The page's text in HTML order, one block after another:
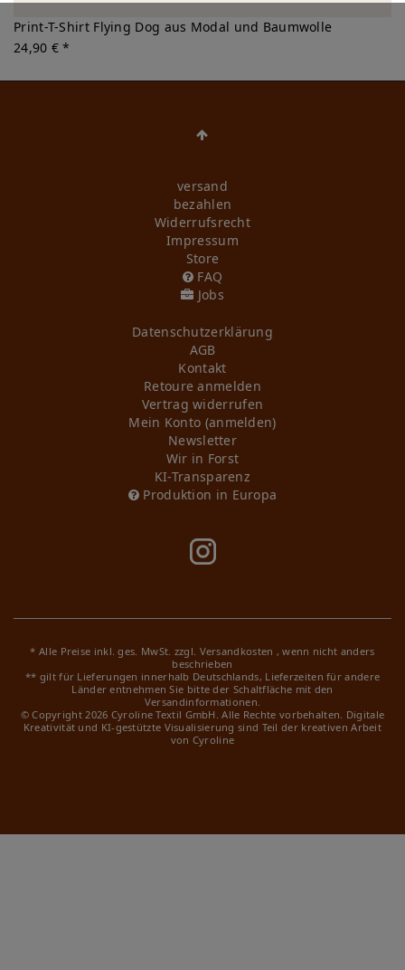
Print-T-Shirt Flying Dog aus Modal und Baumwolle
24,90 € *
versand
bezahlen
Widerrufs­recht
Impressum
Store
FAQ
Jobs
Daten­schutz­erklärung
AGB
Kontakt
Retoure anmelden
Vertrag widerrufen
Mein Konto (anmelden)
Newsletter
Wir in Forst
KI-Transparenz
Produktion in Europa
* Alle Preise inkl. ges. MwSt. zzgl. Versandkosten , wenn nicht anders
beschrieben
** gilt für Lieferungen innerhalb Deutschlands, Lieferzeiten für andere
Länder entnehmen Sie bitte der Schaltfläche mit den
Versandinformationen.
© Copyright 2026 Cyroline Textil GmbH. Alle Rechte vorbehalten. Digitale
Kreativität und KI-gestützte Visualisierung sind Teil der kreativen Arbeit
von Cyroline